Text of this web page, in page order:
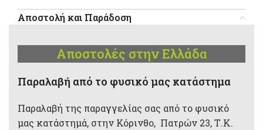
Αποστολή και Παράδοση
Αποστολές στην Ελλάδα
Παραλαβή από το φυσικό μας κατάστημα
Παραλαβή της παραγγελίας σας από το φυσικό
μας κατάστημά, στην Κόρινθο, Πατρών 23, Τ.Κ.